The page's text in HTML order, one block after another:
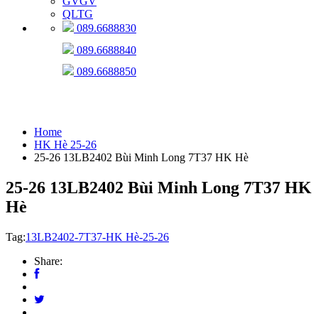
QLTG
089.6688830
089.6688840
089.6688850
Home
HK Hè 25-26
25-26 13LB2402 Bùi Minh Long 7T37 HK Hè
25-26 13LB2402 Bùi Minh Long 7T37 HK
Hè
Tag:13LB2402-7T37-HK Hè-25-26
Share: